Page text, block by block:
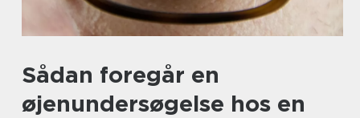
Sådan foregår en
øjenundersøgelse hos en